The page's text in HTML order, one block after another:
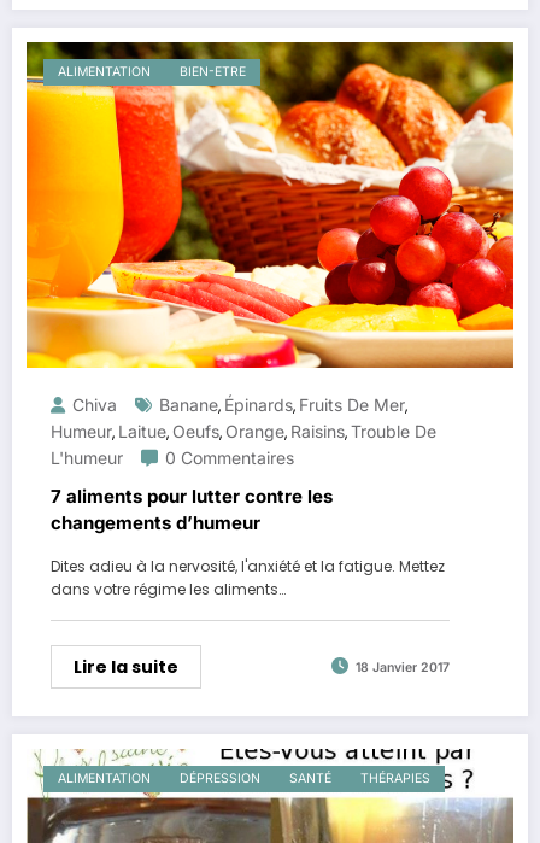
ALIMENTATION BIEN-ETRE
Chiva Banane, Épinards, Fruits De Mer,
Humeur, Laitue, Oeufs, Orange, Raisins,Trouble De
L'humeur
0 Commentaires
7 aliments pour lutter contre les
changements d’humeur
Dites adieu à la nervosité, l'anxiété et la fatigue. Mettez
dans votre régime les aliments…
Lire la suite 18 Janvier 2017
ALIMENTATION DÉPRESSION SANTÉ THÉRAPIES